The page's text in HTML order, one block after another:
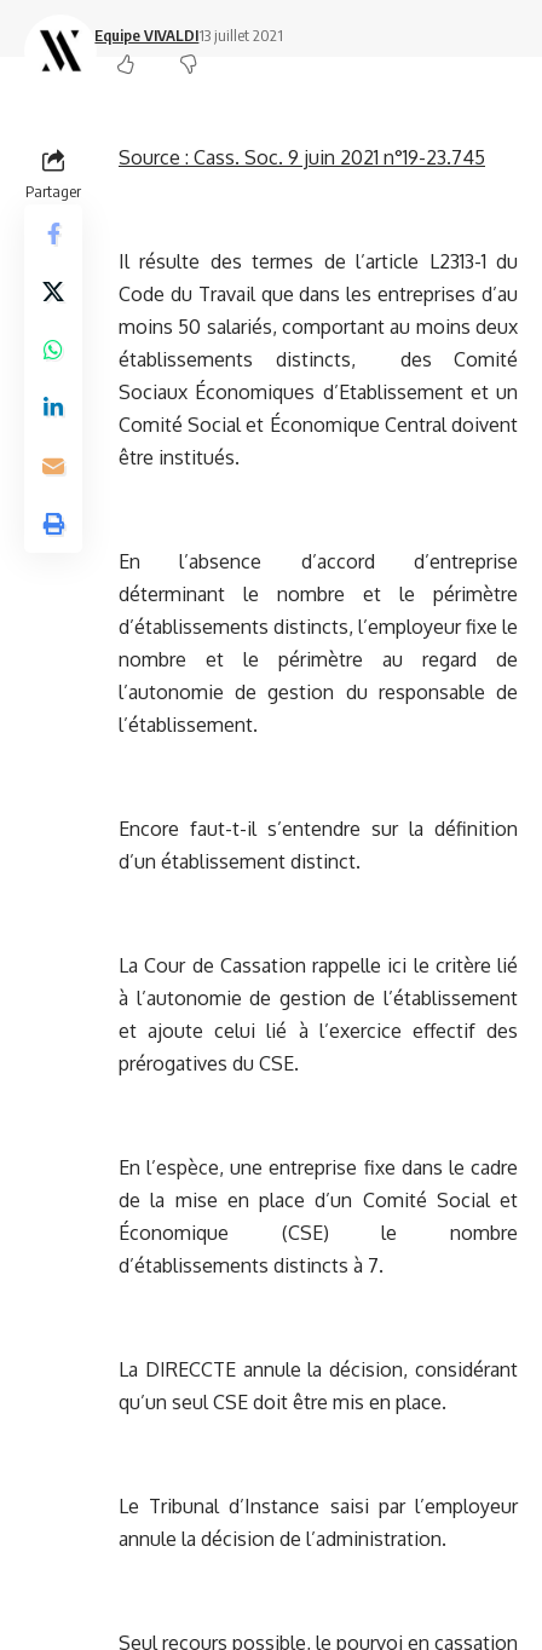
Equipe VIVALDI13 juillet 2021
Partager
Source : Cass. Soc. 9 juin 2021 n°19-23.745
Il résulte des termes de l’article L2313-1 du
Code du Travail que dans les entreprises d’au
moins 50 salariés, comportant au moins deux
établissements distincts, des Comité
Sociaux Économiques d’Etablissement et un
Comité Social et Économique Central doivent
être institués.
En l’absence d’accord d’entreprise
déterminant le nombre et le périmètre
d’établissements distincts, l’employeur fixe le
nombre et le périmètre au regard de
l’autonomie de gestion du responsable de
l’établissement.
Encore faut-t-il s’entendre sur la définition
d’un établissement distinct.
La Cour de Cassation rappelle ici le critère lié
à l’autonomie de gestion de l’établissement
et ajoute celui lié à l’exercice effectif des
prérogatives du CSE.
En l’espèce, une entreprise fixe dans le cadre
de la mise en place d’un Comité Social et
Économique (CSE) le nombre
d’établissements distincts à 7.
La DIRECCTE annule la décision, considérant
qu’un seul CSE doit être mis en place.
Le Tribunal d’Instance saisi par l’employeur
annule la décision de l’administration.
Seul recours possible, le pourvoi en cassation